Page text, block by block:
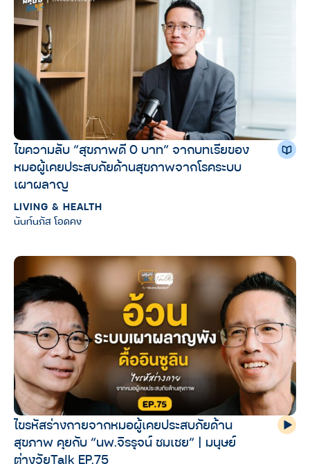
ไขความลับ “สุขภาพดี 0 บาท” จากบทเรียของ
หมอผู้เคยประสบภัยด้านสุขภาพจากโรคระบบ
เผาผลาญ
LIVING & HEALTH
นันท์นภัส โอดคง
ไขรหัสร่างกายจากหมอผู้เคยประสบภัยด้าน
สุขภาพ คุยกับ “นพ.จิรรุจน์ ชมเชย” | มนุษย์
ต่างวัยTalk EP.75